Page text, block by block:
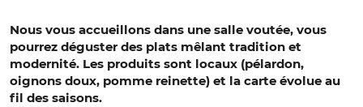
Nous vous accueillons dans une salle voutée, vous
pourrez déguster des plats mêlant tradition et
modernité. Les produits sont locaux (pélardon,
oignons doux, pomme reinette) et la carte évolue au
fil des saisons.